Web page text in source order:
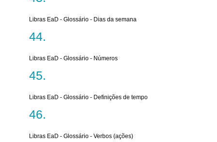
Libras EaD - Glossário - Dias da semana
Libras EaD - Glossário - Números
Libras EaD - Glossário - Definições de tempo
Libras EaD - Glossário - Verbos (ações)